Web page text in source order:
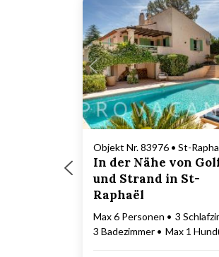
Lädt ...
Objekt Nr. 83976 • St-
In der Nähe von
und Strand in St-
Raphaël
Max 6 Personen
3
3 Badezimmer
Max 1